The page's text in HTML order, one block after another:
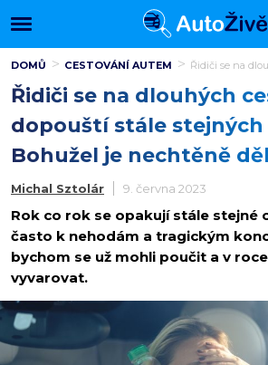
DOMŮ CESTOVÁNÍ AUTEM Řidiči se na
Řidiči se na dlouhých
dopouští stále stejných
Bohužel je nechtěně
Michal Sztolár 9. června 2023
Rok co rok se opakují stále stejné
často k nehodám a tragickým
bychom se už mohli poučit a v
vyvarovat.